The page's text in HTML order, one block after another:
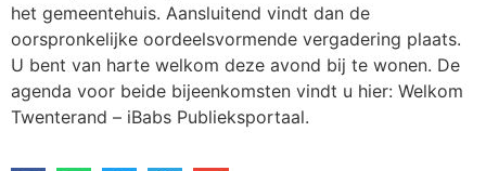
het gemeentehuis. Aansluitend vindt dan de
oorspronkelijke oordeelsvormende vergadering plaats.
U bent van harte welkom deze avond bij te wonen. De
agenda voor beide bijeenkomsten vindt u hier: Welkom
Twenterand – iBabs Publieksportaal.